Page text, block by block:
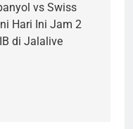
vs Swiss
Hari Ini Jam 2
di Jalalive